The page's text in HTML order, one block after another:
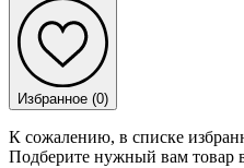
Избранное (0)
К сожалению, в списке
Подберите нужный вам товар